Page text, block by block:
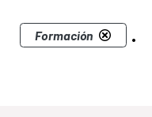
Formación .